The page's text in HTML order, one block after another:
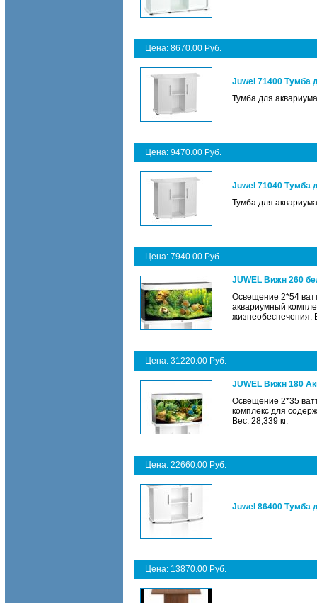
Цена: 8670.00 Руб.
Juwel 71400 Тумба
Тумба для
Цена: 9470.00 Руб.
Juwel 71040 Тумба
Тумба для
Цена: 7940.00 Руб.
JUWEL Вижн 260
Освещение 2*54
аквариумный
жизнеобеспечения.
Цена: 31220.00 Руб.
JUWEL Вижн 180
Освещение 2*35
комплекс для
Вес: 28,339 кг.
Цена: 22660.00 Руб.
Juwel 86400 Тумба
Цена: 13870.00 Руб.